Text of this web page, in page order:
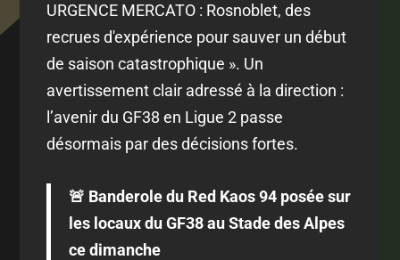
URGENCE MERCATO : Rosnoblet, des
recrues d'expérience pour sauver un début
de saison catastrophique ». Un
avertissement clair adressé à la direction :
l’avenir du GF38 en Ligue 2 passe
désormais par des décisions fortes.
🚨 Banderole du Red Kaos 94 posée sur
les locaux du GF38 au Stade des Alpes
ce dimanche